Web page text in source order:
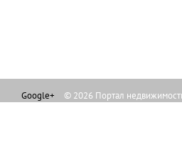
Google+ © 2026 Портал